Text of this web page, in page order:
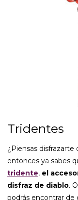
Tridentes
¿Piensas
entonces ya sabes
tridente, el
disfraz de diablo.
podrás encontrar de